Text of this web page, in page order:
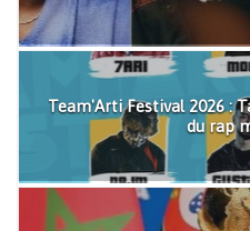
Team'Arti Festival 2026 :
du rap